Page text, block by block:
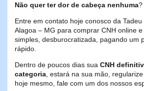
Não quer ter dor de cabeça nenhuma?
Entre em contato hoje conosco da
Alagoa – MG para comprar CNH online
simples, desburocratizada, pagando um
rápido.
Dentro de poucos dias sua CNH
categoria, estará na sua mão,
hoje mesmo, fale com um dos nossos